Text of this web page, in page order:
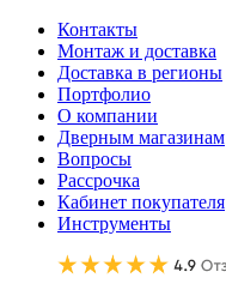
Контакты
Монтаж и доставка
Доставка в регионы
Портфолио
О компании
Дверным магазинам
Вопросы
Рассрочка
Кабинет покупателя
Инструменты